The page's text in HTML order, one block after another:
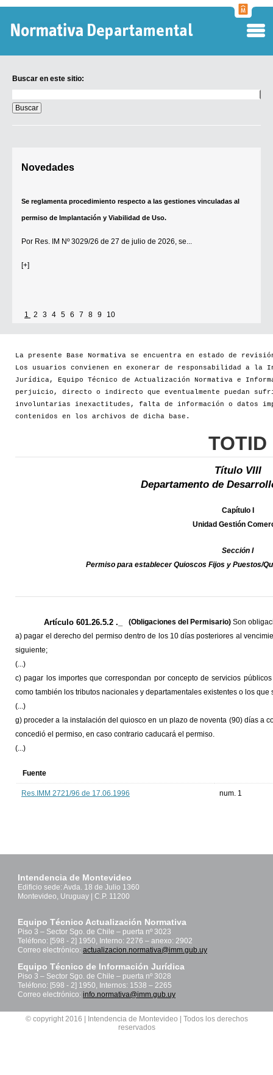
Buscar en este sitio:
en
este
sitio:
Novedades
Se reglamenta procedimiento respecto a las gestiones vinculadas al
permiso de Implantación y Viabilidad de Uso.
Por Res. IM Nº 3029/26 de 27 de julio de 2026, se...
[+]
1 2 3 4 5 6 7 8 9 10
La presente Base Normativa se encuentra en estado de
Los usuarios convienen en exonerar de responsabilidad a la
Jurídica, Equipo Técnico de Actualización Normativa e
perjuicio, directo o indirecto que eventualmente puedan
involuntarias inexactitudes, falta de información o datos
contenidos en los archivos de dicha base.
TOTID
Título VIII
Departamento de
Capítulo I
Unidad Gestión
Sección I
Permiso para establecer Quioscos Fijos y Puestos/
Artículo 601.26.5.2 ._ (Obligaciones del Permisario)Son
a) pagar el derecho del permiso dentro de los 10 días posteriores al
siguiente;
(...)
c) pagar los importes que correspondan por concepto de servicios
como también los tributos nacionales y departamentales existentes o los que
(...)
g) proceder a la instalación del quiosco en un plazo de noventa (90) días a
concedió el permiso, en caso contrario caducará el permiso.
(...)
Fuente
Res.IMM 2721/96 de 17.06.1996 num. 1
Intendencia de Montevideo
Edificio sede: Avda. 18 de Julio 1360
Montevideo, Uruguay | C.P. 11200
Equipo Técnico Actualización Normativa
Piso 3 – Sector Sgo. de Chile – puerta nº 3023
Teléfono: [598 - 2] 1950, Interno: 2276 – anexo: 2902
Correo electrónico: actualizacion.normativa@imm.gub.uy
Equipo Técnico de Información Jurídica
Piso 3 – Sector Sgo. de Chile – puerta nº 3028
Teléfono: [598 - 2] 1950, Internos: 1538 – 2265
Correo electrónico: info.normativa@imm.gub.uy
© copyright 2016 | Intendencia de Montevideo | Todos los derechos
reservados